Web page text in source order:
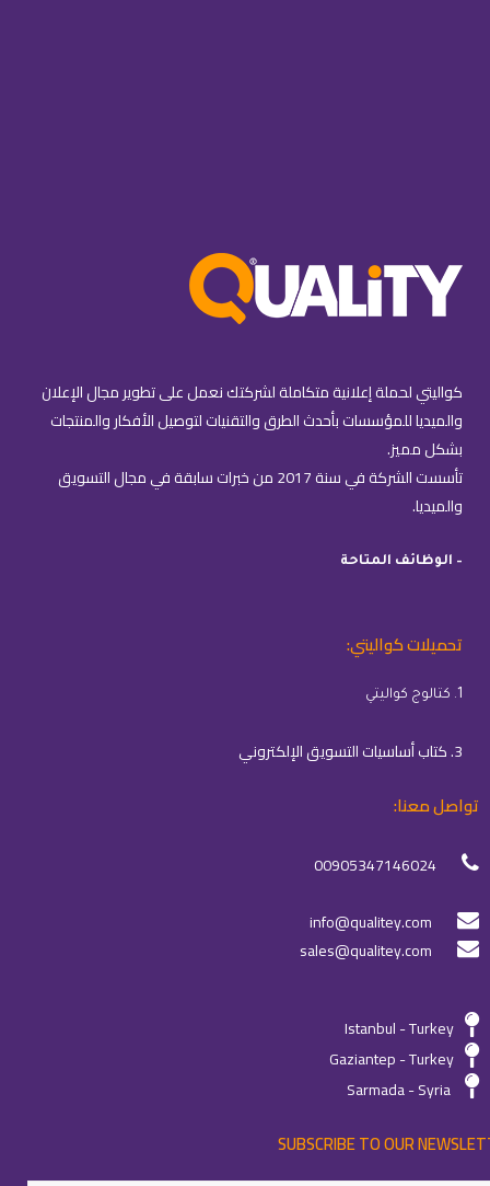
كواليتي لحملة إعلانية متكاملة لشركتك نعمل على تطوير مجال الإعلان
والميديا للمؤسسات بأحدث الطرق والتقنيات لتوصيل الأفكار والمنتجات
بشكل مميز.
تأسست الشركة في سنة 2017 من خبرات سابقة في مجال التسويق
والميديا.
– الوظائف المتاحة
تحميلات كواليتي:
1. كتالوج كواليتي
3. كتاب أساسيات التسويق الإلكتروني
تواصل معنا:
00905347146024
info@qualitey.com
sales@qualitey.com
Istanbul - Turkey
Gaziantep - Turkey
Sarmada - Syria
SUBSCRIBE TO OUR